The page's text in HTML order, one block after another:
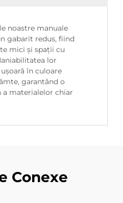
noastre manuale
gabarit redus, fiind
mici și spații cu
lor
în culoare
garantând o
a materialelor chiar
Conexe